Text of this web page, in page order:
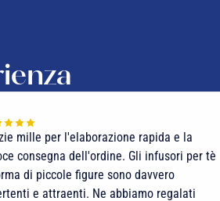
mille per l'elaborazione rapida e la
consegna dell'ordine. Gli infusori per tè
di piccole figure sono davvero
e attraenti. Ne abbiamo regalati